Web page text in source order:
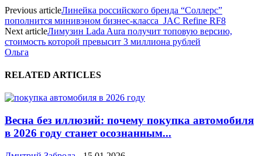
Previous articleЛинейка российского бренда “Соллерс”
пополнится минивэном бизнес-класса JAC Refine RF8
Next articleЛимузин Lada Aura получит топовую версию,
стоимость которой превысит 3 миллиона рублей
Ольга
RELATED ARTICLES
Весна без иллюзий: почему покупка автомобиля
в 2026 году станет осознанным...